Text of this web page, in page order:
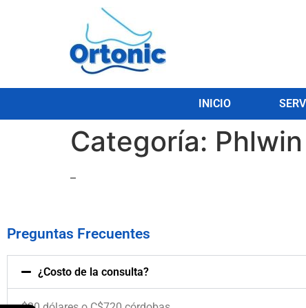
INICIO
Categoría:
–
Preguntas Frecuentes
¿Costo de la consulta?